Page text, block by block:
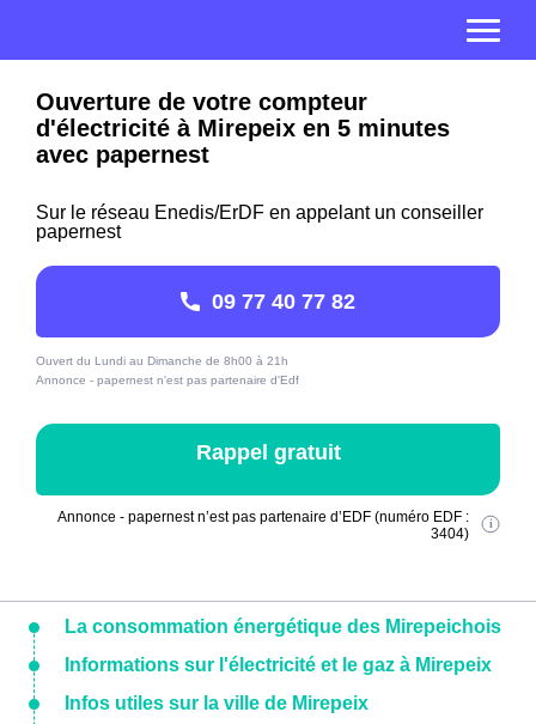
Ouverture de votre compteur
d'électricité à Mirepeix en 5 minutes
avec papernest
Sur le réseau Enedis/ErDF en appelant un conseiller
papernest
09 77 40 77 82
Ouvert du Lundi au Dimanche de 8h00 à 21h
Annonce - papernest n'est pas partenaire d'Edf
Rappel gratuit
Annonce - papernest n’est pas partenaire d’EDF (numéro EDF :
3404)
La consommation énergétique des Mirepeichois
Informations sur l'électricité et le gaz à Mirepeix
Infos utiles sur la ville de Mirepeix